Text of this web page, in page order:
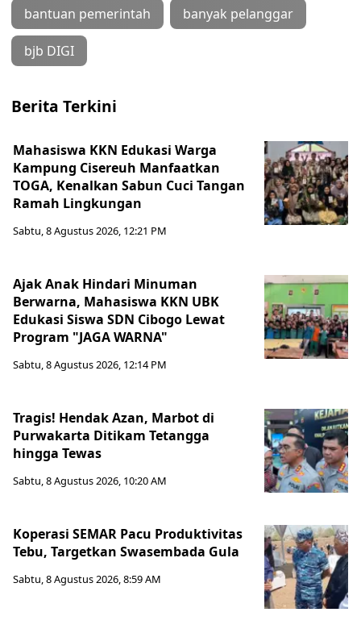
bantuan pemerintah banyak pelanggar
bjb DIGI
Berita Terkini
Mahasiswa KKN Edukasi Warga
Kampung Cisereuh Manfaatkan
TOGA, Kenalkan Sabun Cuci Tangan
Ramah Lingkungan
Sabtu, 8 Agustus 2026, 12:21 PM
Ajak Anak Hindari Minuman
Berwarna, Mahasiswa KKN UBK
Edukasi Siswa SDN Cibogo Lewat
Program "JAGA WARNA"
Sabtu, 8 Agustus 2026, 12:14 PM
Tragis! Hendak Azan, Marbot di
Purwakarta Ditikam Tetangga
hingga Tewas
Sabtu, 8 Agustus 2026, 10:20 AM
Koperasi SEMAR Pacu Produktivitas
Tebu, Targetkan Swasembada Gula
Sabtu, 8 Agustus 2026, 8:59 AM